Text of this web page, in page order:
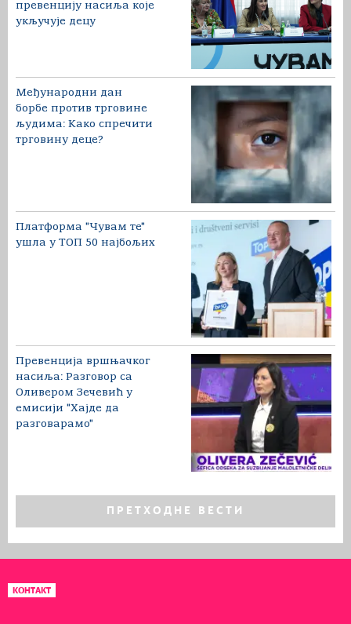
превенцију насиља које
укључује децу
Међународни дан
борбе против трговине
људима: Како спречити
трговину деце?
Платформа "Чувам те"
ушла у ТОП 50 најбољих
Превенција вршњачког
насиља: Разговор са
Оливером Зечевић у
емисији "Хајде да
разговарамо"
ПРЕТХОДНЕ ВЕСТИ
КОНТАКТ